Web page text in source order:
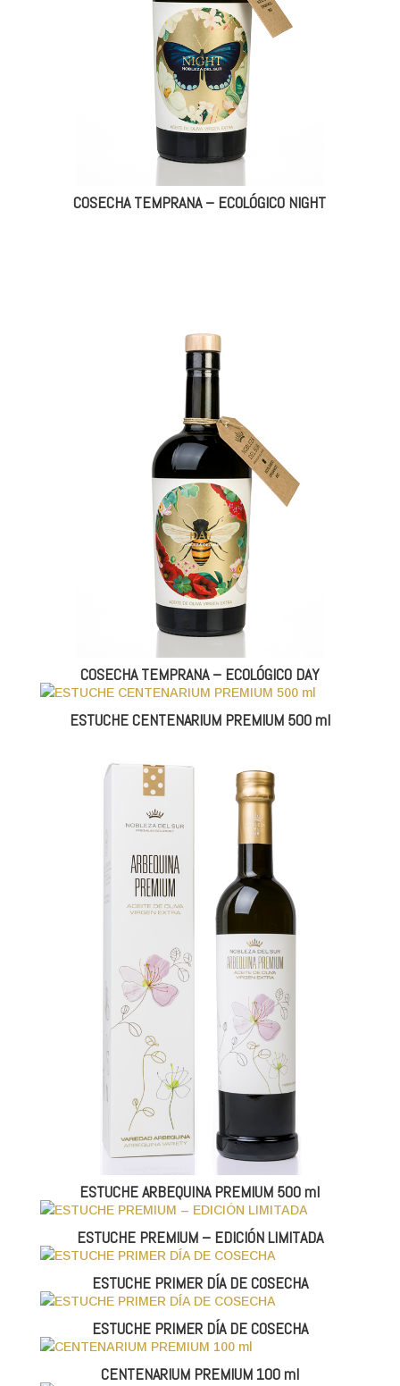
COSECHA TEMPRANA – ECOLÓGICO NIGHT
COSECHA TEMPRANA – ECOLÓGICO DAY
ESTUCHE CENTENARIUM PREMIUM 500 ml
ESTUCHE ARBEQUINA PREMIUM 500 ml
ESTUCHE PREMIUM – EDICIÓN LIMITADA
ESTUCHE PRIMER DÍA DE COSECHA
ESTUCHE PRIMER DÍA DE COSECHA
CENTENARIUM PREMIUM 100 ml